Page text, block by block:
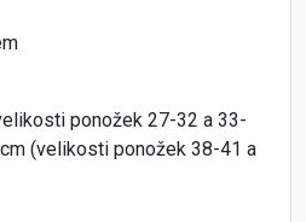
ponožek 27-32 a 33-
(velikosti ponožek 38-41 a